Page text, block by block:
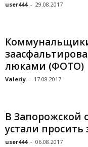
user444 - 29.08.2017
люками (ФОТО)
Valeriy - 17.08.2017
В Запорожской
устали просить
user444 - 06.08.2017